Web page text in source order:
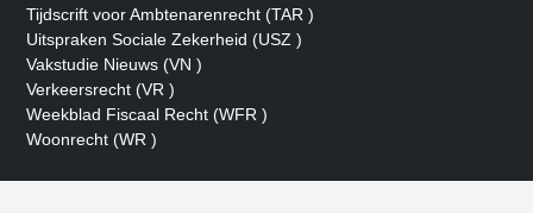
Tijdscrift voor Ambtenarenrecht (TAR )
Uitspraken Sociale Zekerheid (USZ )
Vakstudie Nieuws (VN )
Verkeersrecht (VR )
Weekblad Fiscaal Recht (WFR )
Woonrecht (WR )